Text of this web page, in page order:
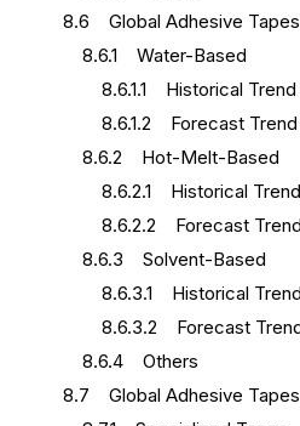
8.6 Global Adhesive
8.6.1 Water-Based
8.6.1.1 Historical Trend
8.6.1.2 Forecast Trend
8.6.2 Hot-Melt-Based
8.6.2.1 Historical Trend
8.6.2.2 Forecast Trend
8.6.3 Solvent-Based
8.6.3.1 Historical Trend
8.6.3.2 Forecast Trend
8.6.4 Others
8.7 Global Adhesive Tapes